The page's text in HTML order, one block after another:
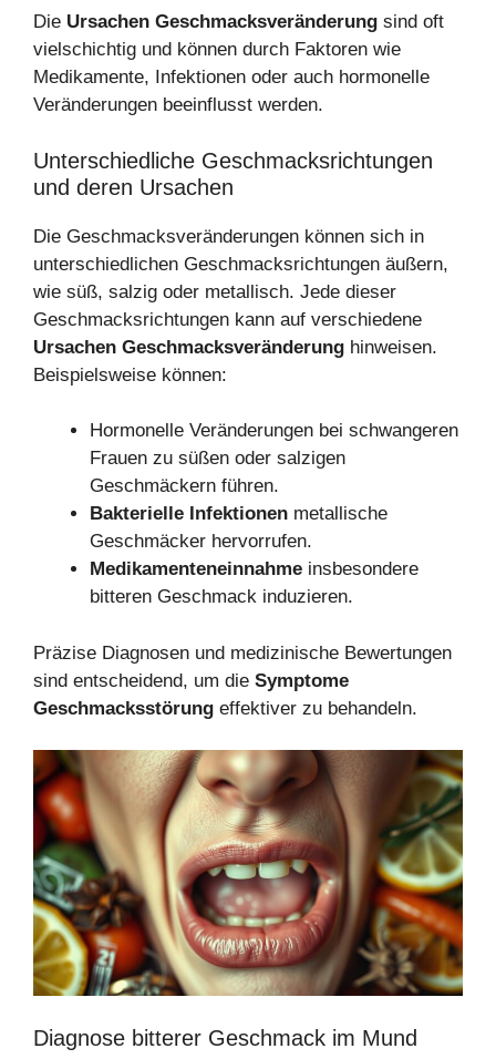
Die Ursachen Geschmacksveränderung sind oft
vielschichtig und können durch Faktoren wie
Medikamente, Infektionen oder auch hormonelle
Veränderungen beeinflusst werden.
Unterschiedliche Geschmacksrichtungen
und deren Ursachen
Die Geschmacksveränderungen können sich in
unterschiedlichen Geschmacksrichtungen äußern,
wie süß, salzig oder metallisch. Jede dieser
Geschmacksrichtungen kann auf verschiedene
Ursachen Geschmacksveränderung hinweisen.
Beispielsweise können:
Hormonelle Veränderungen bei schwangeren
Frauen zu süßen oder salzigen
Geschmäckern führen.
Bakterielle Infektionen metallische
Geschmäcker hervorrufen.
Medikamenteneinnahme insbesondere
bitteren Geschmack induzieren.
Präzise Diagnosen und medizinische Bewertungen
sind entscheidend, um die Symptome
Geschmacksstörung effektiver zu behandeln.
Diagnose bitterer Geschmack im Mund